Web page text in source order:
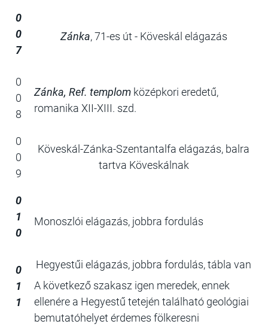
0
0
7
Zánka, 71-es út - Köveskál elágazás
0
0
8
Zánka, Ref. templom középkori eredetű,
romanika XII-XIII. szd.
0
0
9
Köveskál-Zánka-Szentantalfa elágazás, balra
tartva Köveskálnak
0
1
0
Monoszlói elágazás, jobbra fordulás
0
1
1
Hegyestűi elágazás, jobbra fordulás, tábla van
A következő szakasz igen meredek, ennek
ellenére a Hegyestű tetején található geológiai
bemutatóhelyet érdemes fölkeresni